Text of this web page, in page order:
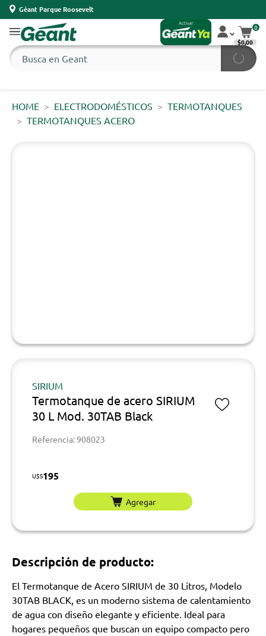
Géant Parque Roosevelt
0
$0,00
HOME ELECTRODOMÉSTICOS
TERMOTANQUES
TERMOTANQUES ACERO
SIRIUM
Termotanque de acero SIRIUM
30 L Mod. 30TAB Black
Referencia: 908023
U$S195
Agregar
Descripción de producto:
El Termotanque de Acero SIRIUM de 30 Litros, Modelo
30TAB BLACK, es un moderno sistema de calentamiento
de agua con diseño elegante y eficiente. Ideal para
hogares pequeños que buscan un equipo compacto pero